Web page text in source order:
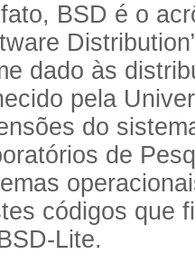
BSD é o
dado às
pela
do
de
códigos que
Lite.